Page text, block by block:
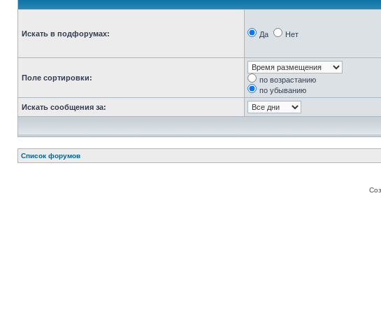
Искать в подфорумах: Да Нет
Поле сортировки:
по возрастанию
по убыванию
Искать сообщения за:
Список форумов